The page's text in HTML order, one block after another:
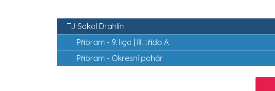
TJ Sokol Drahlín
Příbram - 9. liga | III. třída A
Příbram - Okresní pohár